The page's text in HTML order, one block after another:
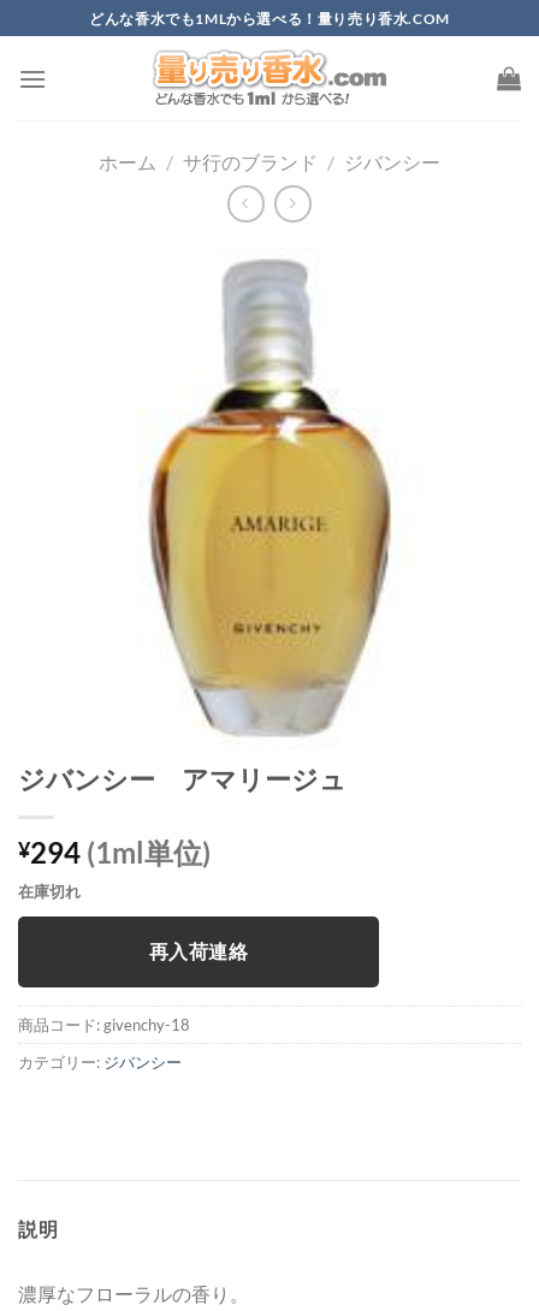
to
content
どんな香水でも1MLから選べる！量り売り香水.COM
ホーム / サ行のブランド / ジバンシー
ジバンシー アマリージュ
¥294 (1ml単位)
在庫切れ
再入荷連絡
商品コード:givenchy-18
カテゴリー: ジバンシー
説明
濃厚なフローラルの香り。